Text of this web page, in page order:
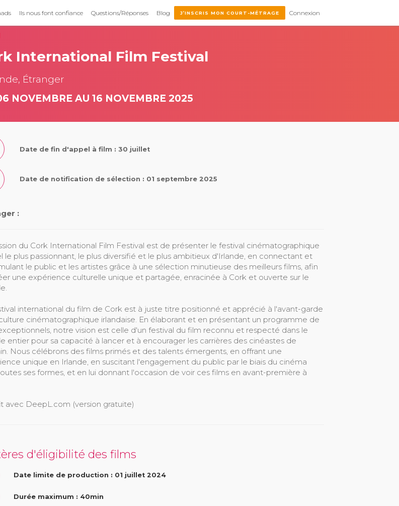
Ils nous font confiance Questions/Réponses Blog J’INSCRIS MON COURT-MÉTRAGE Connexion
International Film Festival
Étranger
NOVEMBRE AU 16 NOVEMBRE 2025
Date de fin d'appel à film : 30 juillet
Date de notification de sélection : 01 septembre 2025
:
du Cork International Film Festival est de présenter le festival cinématographique
le plus passionnant, le plus diversifié et le plus ambitieux d'Irlande, en connectant et
le public et les artistes grâce à une sélection minutieuse des meilleurs films, afin
une expérience culturelle unique et partagée, enracinée à Cork et ouverte sur le
international du film de Cork est à juste titre positionné et apprécié à l'avant-garde
cinématographique irlandaise. En élaborant et en présentant un programme de
notre vision est celle d'un festival du film reconnu et respecté dans le
entier pour sa capacité à lancer et à encourager les carrières des cinéastes de
Nous célébrons des films primés et des talents émergents, en offrant une
unique en Irlande, en suscitant l'engagement du public par le biais du cinéma
ses formes, et en lui donnant l'occasion de voir ces films en avant-première à
avec DeepL.com (version gratuite)
d'éligibilité des films
Date limite de production : 01 juillet 2024
Durée maximum : 40min